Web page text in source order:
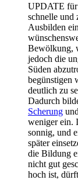
UPDATE für
schnelle und
Ausbilden
Bewölkung,
jedoch die
Süden
begünstigen
deutlich zu
Dadurch
Scherung und
weniger ein.
sonnig, und
später
die Bildung
nicht gut
hoch ist,